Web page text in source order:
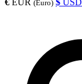
€ EUR (Euro) $ USD